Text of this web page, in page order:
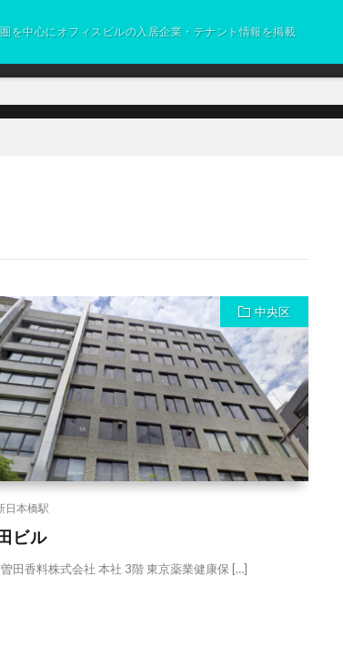
を中心にオフィスビルの入居企業・テナント情報を掲載
中央区
日本橋駅
ビル
田香料株式会社 本社 3階 東京薬業健康保 […]